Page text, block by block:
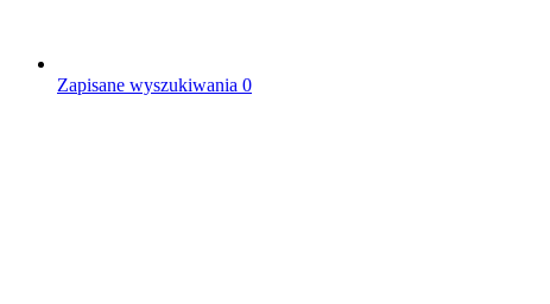
Zapisane wyszukiwania 0